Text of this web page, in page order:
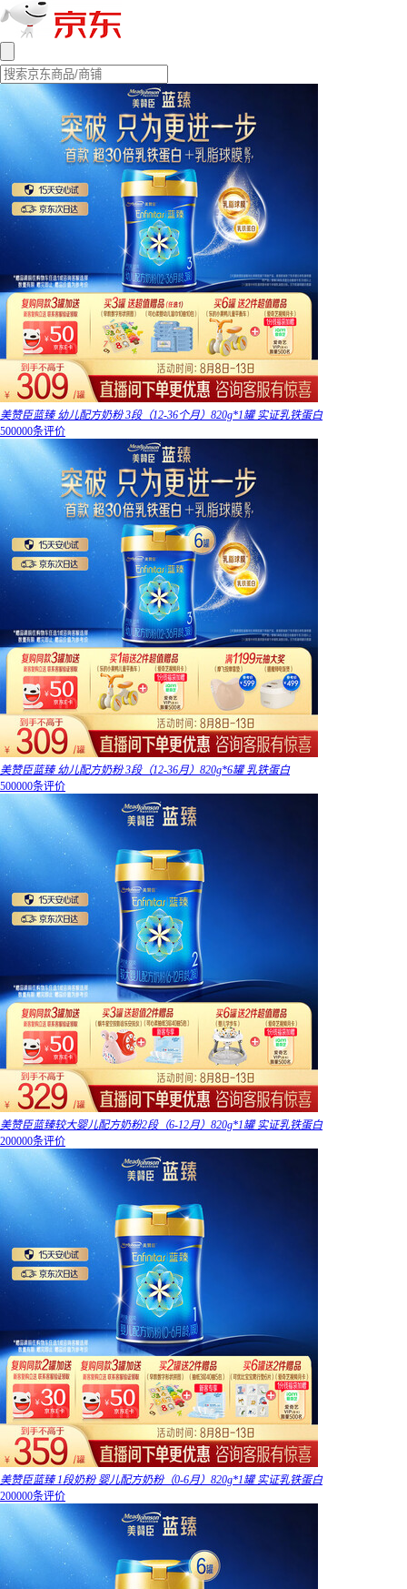
美赞臣蓝臻 幼儿配方奶粉 3段（12-36个月）820g*1罐 实证乳铁蛋白
500000条评价
美赞臣蓝臻 幼儿配方奶粉 3段（12-36月）820g*6罐 乳铁蛋白
500000条评价
美赞臣蓝臻较大婴儿配方奶粉2段（6-12月）820g*1罐 实证乳铁蛋白
200000条评价
美赞臣蓝臻 1段奶粉 婴儿配方奶粉（0-6月）820g*1罐 实证乳铁蛋白
200000条评价